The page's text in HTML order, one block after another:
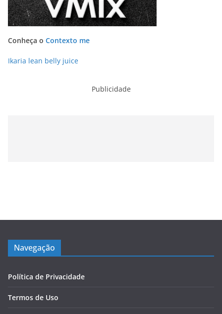
Conheça o Contexto me
Ikaria lean belly juice
Publicidade
Navegação
Política de Privacidade
Termos de Uso